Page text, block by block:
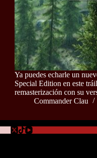
Ya puedes echarle un
Special Edition en este
remasterización con su
Commander Clau